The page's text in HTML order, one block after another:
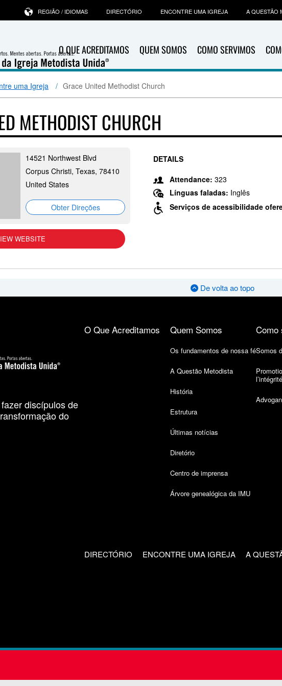
O QUE ACREDITAMOS QUEM SOMOS COMO SERVIMOS
REGIÃO / IDIOMAS DIRECTÓRIO ENCONTRE UMA IGREJA A QUESTÃO
uma Igreja Grace United Methodist Church
METHODIST CHURCH
14521 Northwest Blvd
Corpus Christi, Texas, 78410
United States
Obter Direções
WEBSITE
DETAILS
Attendance: 323
Línguas faladas: Inglês
Serviços de acessibilidade
De volta ao topo
discípulos de
do
O Que Acreditamos Quem Somos
Os fundamentos de nossa fé
A Questão Metodista
História
Estrutura
Últimas notícias
Diretório
Centro de imprensa
Árvore genealógica da IMU
Como
Somos
l’intégrité
DIRECTÓRIO ENCONTRE UMA IGREJA A